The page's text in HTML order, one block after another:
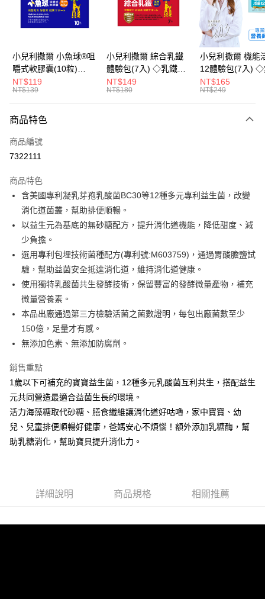
Apple Pay
街口支付
悠遊付
Google Pay
全盈+PAY
大哥付你分期
【大哥付你分期使用說明】
1.本服務由台灣大哥大提供，台灣大哥大用戶可立即使用無須另外申請。
流程，驗證手機門號後，選擇欲分期的期數、繳款截止日，確認付款後即完
成交易。
3.實際核准額度、可分期數及費用金額請依後續交易確認頁面所載為準。
4.訂單成立30分鐘內，如未前往確認交易或遇審核未通過，訂單將自動取
法說明評估內容。
【繳款方式說明】
1.分期款項不併入電信帳單，「大哥付你分期」於每月結算日後寄送繳費提
醒簡訊。
2.透過簡訊連結打開帳單後，可選擇「超商條碼／台灣大直營門市／銀行轉
帳／街口支付／iPASS MONEY」等通路繳費。
【注意事項】
1.本服務係由「台灣大哥大股份有限公司」（以下簡稱本公司）所提供，讓
用戶於交易時，得透過本服務購買商品或服務，並由商店將買賣／分期付款
2.基於同意付款使用「大哥付你分期」之契約關係目的，商店將以您的個人
由本公司與您本人進行分期帳單所需資料之確認、核對及更正。
3.完整用戶服務條款，請詳閱以下連結：https://oppay.tw/userRule
AFTEE先享後付
【關於「AFTEE先享後付」】
AFTEE先享後付是「在收到商品之後才付款」的支付方式。 讓您購物簡單
便利好安心！
１．簡單：不需註冊會員、不需綁卡、不需儲值。
２．便利：只要手機號碼，簡訊認證，即可結帳。
３．安心：先確認商品／服務後，再付款。
【「AFTEE先享後付」結帳流程】
１．於結帳方式選擇「AFTEE先享後付」後，將跳轉至「AFTEE先享後付」
２．訂單成立數日內，您將收到繳費通知簡訊。
３．收到繳費通知簡訊後14天內，點擊此簡訊中的連結，可透過四大超商／
ATM／網路銀行／等多元方式進行付款，方視為交易完成。
※ 請注意：結帳手續完成當下不需立刻繳費，但若您需要取消訂單，請聯絡
購買商品的店家。未經商家同意取消之訂單仍視為有效，需透過AFTEE先享
後付繳納相關費用。
是否繳費成功／繳費後需取消欲退款等相關疑問，請聯繫「AFTEE先享後付
客戶支援中心」
【注意事項】
易，需依本服務之必要範圍內提供個人資料，並將交易相關給付款項請求債
權轉讓予恩沛科技股份有限公司。
２．關於個人資料處理事宜，請瀏覽以下網址：
https://aftee.tw/terms/#terms3
４．使用「AFTEE先享後付」時，將依據個別帳號之用戶狀況，依本公司即
時審查核予不同之上限額度；若仍有額度不足之情形，本公司將視審查結果
ATM付款
全家取貨付款
每筆NT$65，滿NT$1,300(含以上)免運費
7-11取貨付款
宅配
每筆NT$85，滿NT$1,300(含以上)免運費
小兒利撒爾 小魚球®咀
嚼式軟膠囊(10粒)
◇OMEGA-
3(EPA+DHA)+rTG型魚
NT$119
NT$139
小兒利撒爾 綜合乳鐵
體驗包(7入) ◇乳鐵蛋
白+藻精蛋白+DHA藻
油+專利大豆卵磷脂 成
NT$149
NT$180
小兒利撒爾 機能
12體驗包(7入) ◇
糖添加◇
NT$165
NT$249
商品特色
商品編號
7322111
商品特色
含美國專利凝乳芽孢乳酸菌BC30等12種多元專利益生菌，改變
消化道菌叢，幫助排便順暢。
以益生元為基底的無砂糖配方，提升消化道機能，降低甜度、減
少負擔。
選用專利包埋技術菌種配方(專利號:M603759)，通過胃酸膽鹽試
驗，幫助益菌安全抵達消化道，維持消化道健康。
使用獨特乳酸菌共生發酵技術，保留豐富的發酵微量產物，補充
微量營養素。
本品出廠通過第三方檢驗活菌之菌數證明，每包出廠菌數至少
150億，足量才有感。
無添加色素、無添加防腐劑。
銷售重點
1歲以下可補充的寶寶益生菌，12種多元乳酸菌互利共生，搭配益生
元共同營造最適合益菌生長的環境。
活力海藻糖取代砂糖、膳食纖維讓消化道好咕嚕，家中寶寶、幼
兒、兒童排便順暢好健康，爸媽安心不煩惱！額外添加乳糖酶，幫
助乳糖消化，幫助寶貝提升消化力。
詳細說明 商品規格 相關推薦